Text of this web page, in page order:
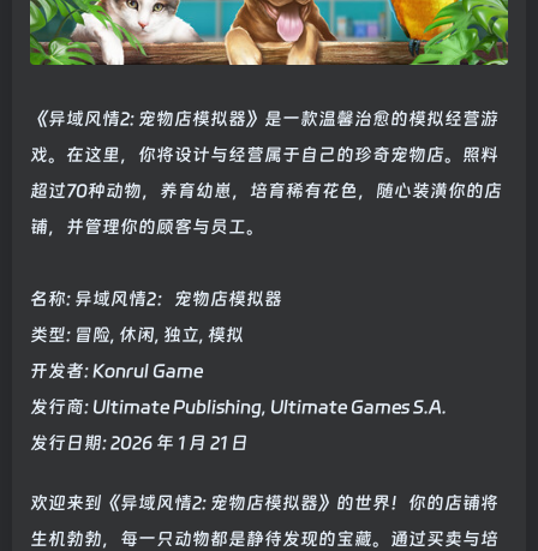
《异域风情2: 宠物店模拟器》是一款温馨治愈的模拟经营游
戏。在这里，你将设计与经营属于自己的珍奇宠物店。照料
超过70种动物，养育幼崽，培育稀有花色，随心装潢你的店
铺，并管理你的顾客与员工。
名称: 异域风情2：宠物店模拟器
类型: 冒险, 休闲, 独立, 模拟
开发者: Konrul Game
发行商: Ultimate Publishing, Ultimate Games S.A.
发行日期: 2026 年 1 月 21 日
欢迎来到《异域风情2: 宠物店模拟器》的世界！你的店铺将
生机勃勃，每一只动物都是静待发现的宝藏。通过买卖与培